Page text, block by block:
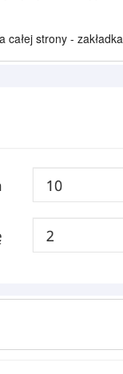
strony -